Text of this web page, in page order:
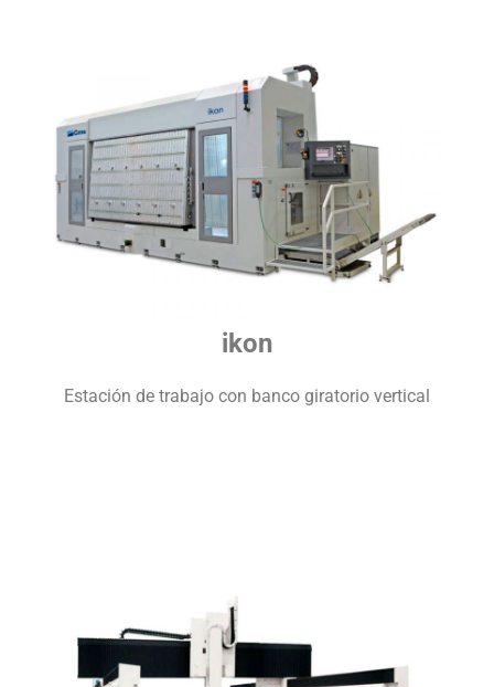
ikon
Estación de trabajo con banco giratorio vertical